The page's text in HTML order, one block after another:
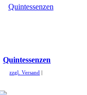
Quintessenzen
zzgl. Versand